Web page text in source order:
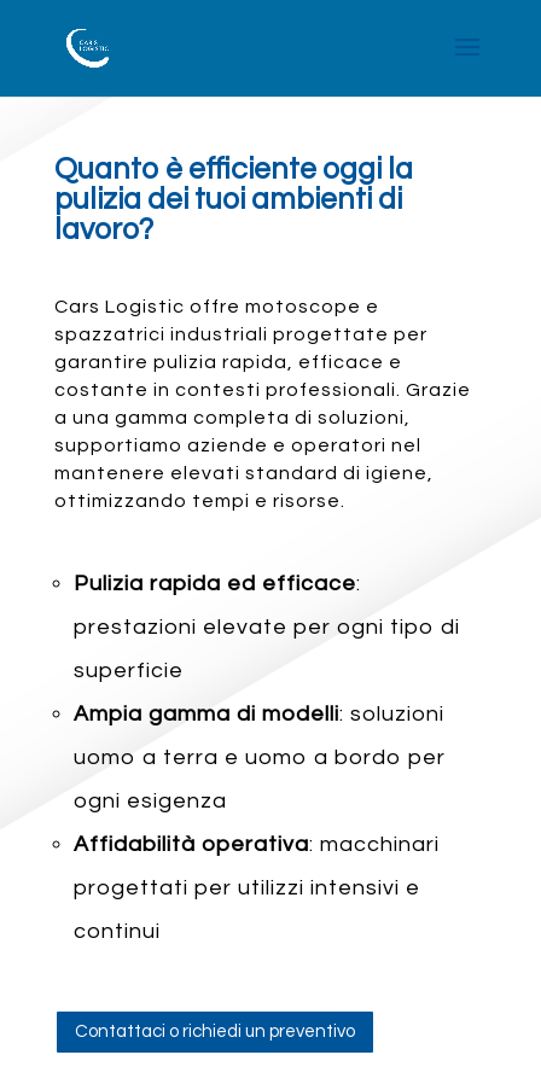
Quanto è efficiente oggi la
pulizia dei tuoi ambienti di
lavoro?
Cars Logistic offre motoscope e
spazzatrici industriali progettate per
garantire pulizia rapida, efficace e
costante in contesti professionali. Grazie
a una gamma completa di soluzioni,
supportiamo aziende e operatori nel
mantenere elevati standard di igiene,
ottimizzando tempi e risorse.
Pulizia rapida ed efficace:
prestazioni elevate per ogni tipo di
superficie
Ampia gamma di modelli: soluzioni
uomo a terra e uomo a bordo per
ogni esigenza
Affidabilità operativa: macchinari
progettati per utilizzi intensivi e
continui
Contattaci o richiedi un preventivo